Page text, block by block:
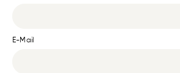
E-Mail